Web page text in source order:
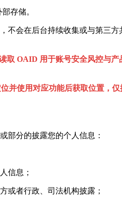
存储。
不会在后台持续收集或与第三
OAID 用于账号安全风控与
并使用对应功能后获取位置，
部分的披露您的个人信息：
信息；
或者行政、司法机构披露；